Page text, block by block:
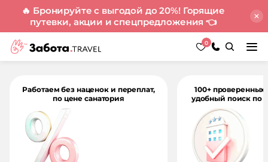
🔥 Бронируйте с выгодой до 20%! Горящие
путевки, акции и спецпредложения 👈
0
Работаем без наценок и переплат,
по цене санатория
100+ проверенных
удобный поиск по